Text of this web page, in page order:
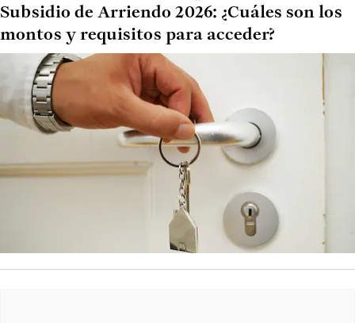
Subsidio de Arriendo 2026: ¿Cuáles son los
montos y requisitos para acceder?